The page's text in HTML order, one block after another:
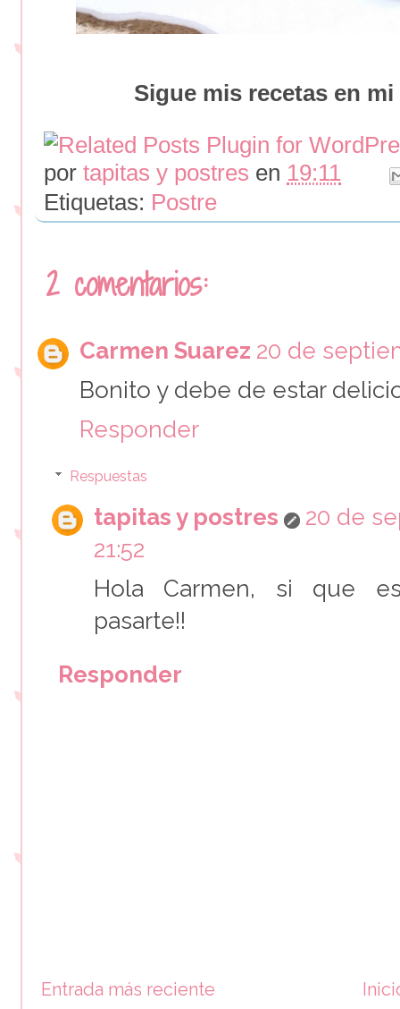
Sigue mis recetas en mi
por tapitas y postres en 19:11
Etiquetas: Postre
2 comentarios:
Carmen Suarez 20 de
Bonito y debe de estar
Responder
Respuestas
tapitas y postres
20 de
21:52
Hola Carmen, si que
pasarte!!
Responder
Entrada más reciente